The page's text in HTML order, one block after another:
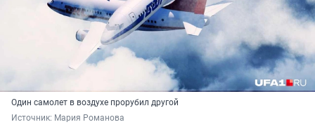
Один самолет в воздухе прорубил другой
Источник: Мария Романова